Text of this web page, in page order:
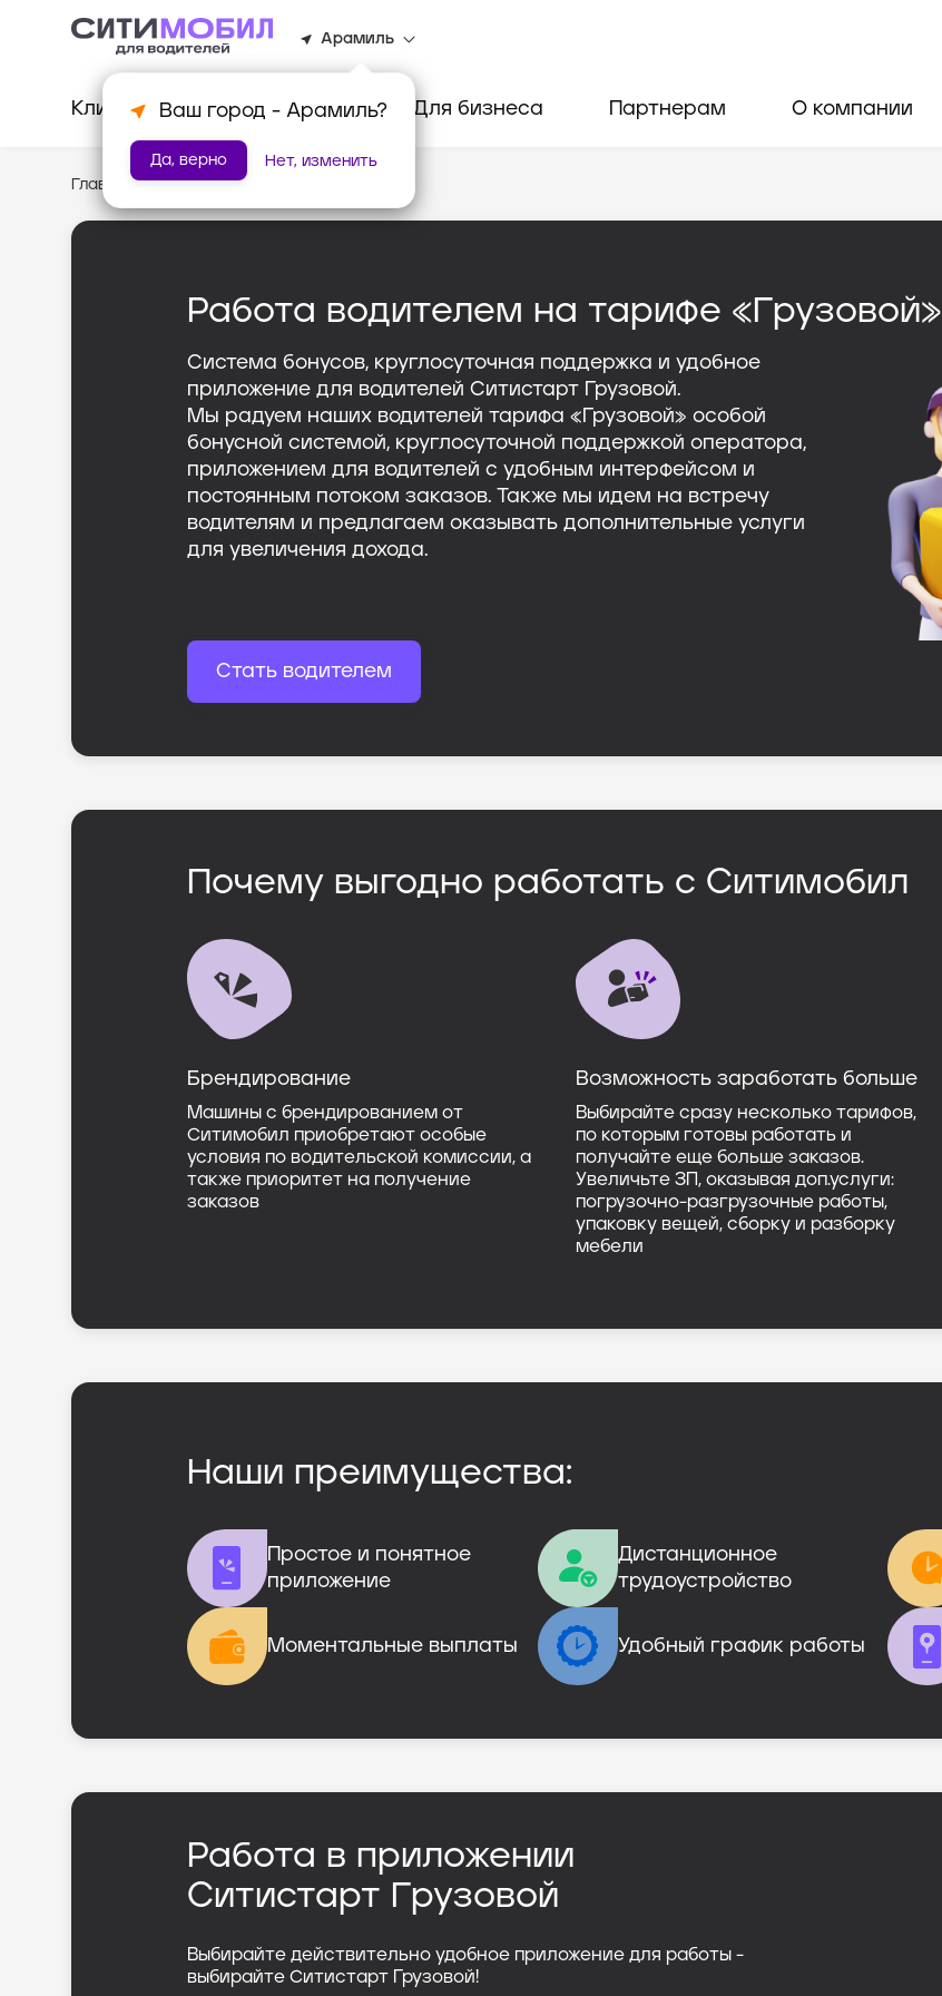
Арамиль
Ваш город - Арамиль?
Да, верно Нет, изменить
Клиентам Водителям Для бизнеса Партнерам О компании
Главная /Тариф «Грузовой»
Работа водителем на тарифе «Грузовой»
Система бонусов, круглосуточная поддержка и удобное
приложение для водителей Ситистарт Грузовой.
Мы радуем наших водителей тарифа «Грузовой» особой
бонусной системой, круглосуточной поддержкой оператора,
приложением для водителей с удобным интерфейсом и
постоянным потоком заказов. Также мы идем на встречу
водителям и предлагаем оказывать дополнительные услуги
для увеличения дохода.
Стать водителем
Почему выгодно работать с Ситимобил
Брендирование
Машины с брендированием от
Ситимобил приобретают особые
условия по водительской комиссии, а
также приоритет на получение
заказов
Возможность заработать больше
Выбирайте сразу несколько тарифов,
по которым готовы работать и
получайте еще больше заказов.
Увеличьте ЗП, оказывая доп.услуги:
погрузочно-разгрузочные работы,
упаковку вещей, сборку и разборку
мебели
Наши преимущества:
Простое и понятное
приложение
Дистанционное
трудоустройство
Моментальные выплаты Удобный график работы
Работа в приложении
Ситистарт Грузовой
Выбирайте действительно удобное приложение для работы -
выбирайте Ситистарт Грузовой!